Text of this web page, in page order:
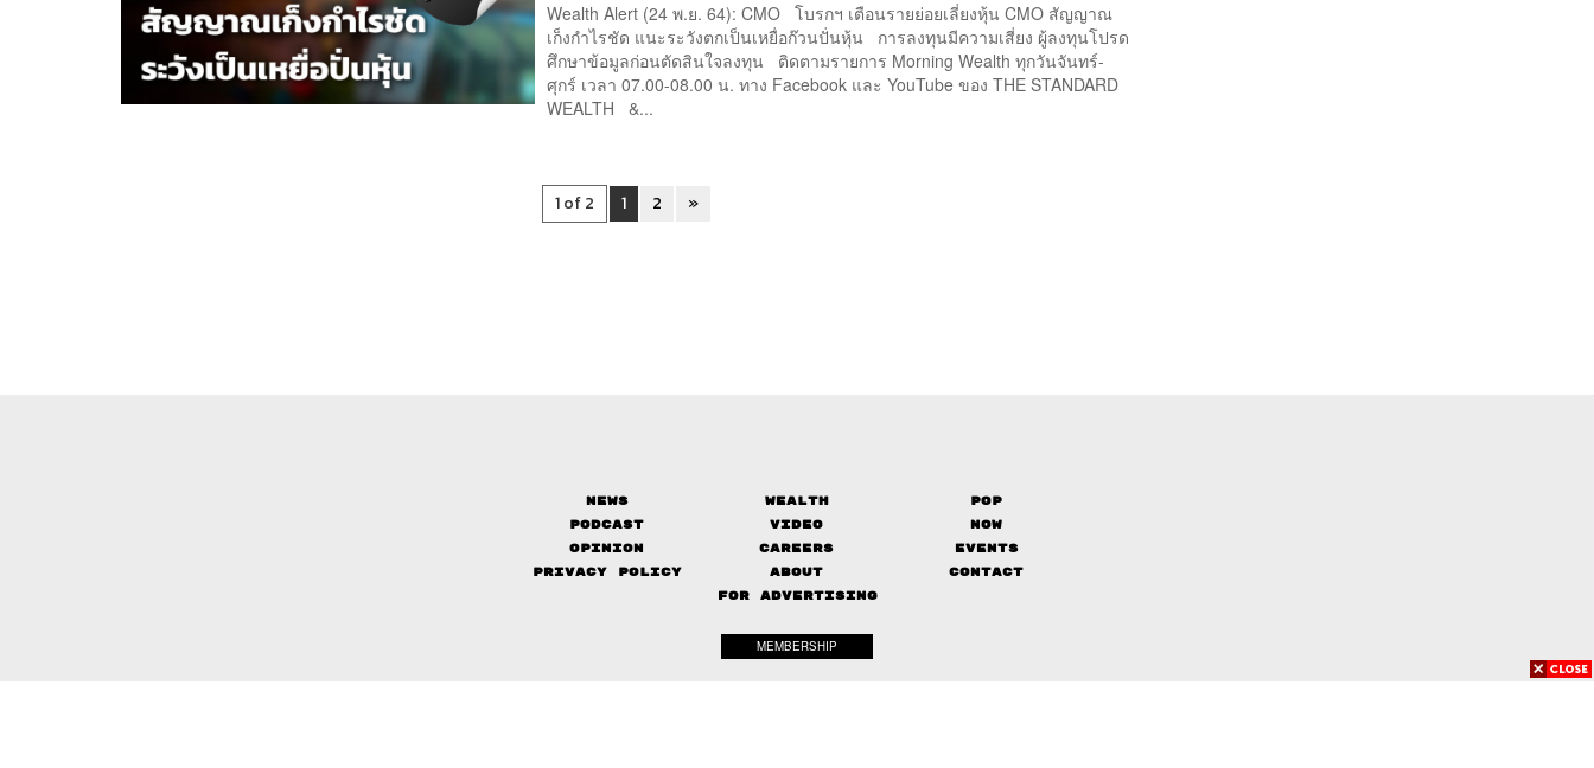
Wealth Alert (24 พ.ย. 64): CMO โบรกฯ เตือนรายย่อยเลี่ยงหุ้น CMO สัญญาณ
เก็งกำไรชัด แนะระวังตกเป็นเหยื่อก๊วนปั่นหุ้น การลงทุนมีความเสี่ยง ผู้ลงทุนโปรด
ศึกษาข้อมูลก่อนตัดสินใจลงทุน ติดตามรายการ Morning Wealth ทุกวันจันทร์-
ศุกร์ เวลา 07.00-08.00 น. ทาง Facebook และ YouTube ของ THE STANDARD
WEALTH &...
1 of 2 1 2 »
News Wealth
Pop
Podcast
Video
Now
Opinion
Careers
Events
Privacy Policy
About
Contact
FOR ADVERTISING
MEMBERSHIP